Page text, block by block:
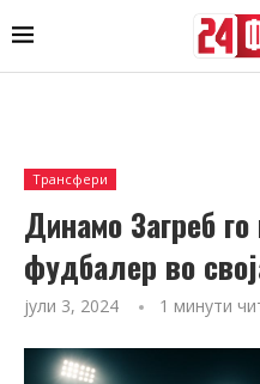
Трансфери
Динамо Загреб го
фудбалер во
јули 3, 2024 1 минути